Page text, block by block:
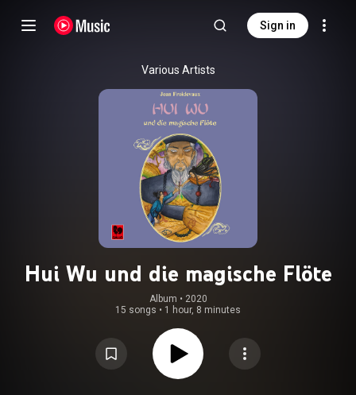
Sign in
Various Artists
Hui Wu und die magische Flöte
Album • 2020
15 songs • 1 hour, 8 minutes